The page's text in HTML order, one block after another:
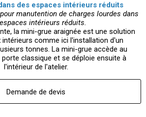
des espaces intérieurs réduits
manutention de charges lourdes dans
intérieurs réduits.
la mini-grue araignée est une solution
intérieurs comme ici l'installation d'un
tonnes. La mini-grue accède au
classique et se déploie ensuite à
l'intérieur de l'atelier.
Demande de devis